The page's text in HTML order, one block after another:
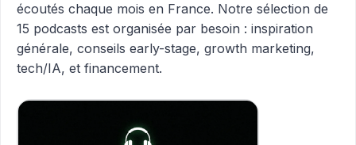
écoutés chaque mois en France. Notre sélection de
15 podcasts est organisée par besoin : inspiration
générale, conseils early-stage, growth marketing,
tech/IA, et financement.